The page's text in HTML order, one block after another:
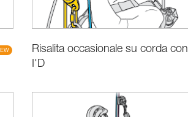
Risalita occasionale su corda con
I'D